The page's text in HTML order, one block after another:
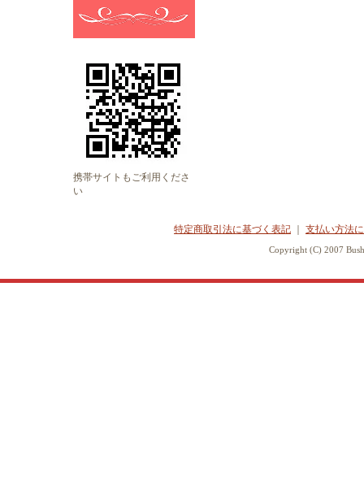
携帯サイトもご利用くださ
い
特定商取引法に基づく表記 支払い方法
Copyright (C) 2007